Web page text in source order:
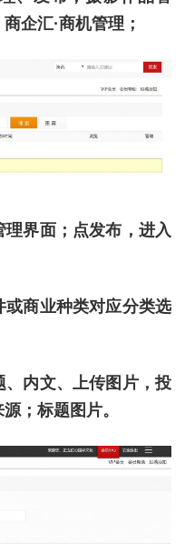
企汇·商机管理；
理界面；点发布，进入
商业种类对应分类选
内文、上传图片，投
；标题图片。